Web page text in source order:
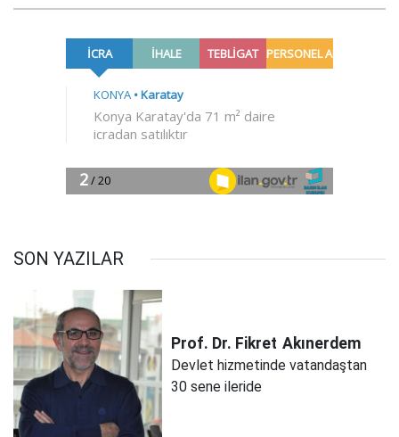
SON YAZILAR
Prof. Dr. Fikret Akınerdem
Devlet hizmetinde vatandaştan
30 sene ileride